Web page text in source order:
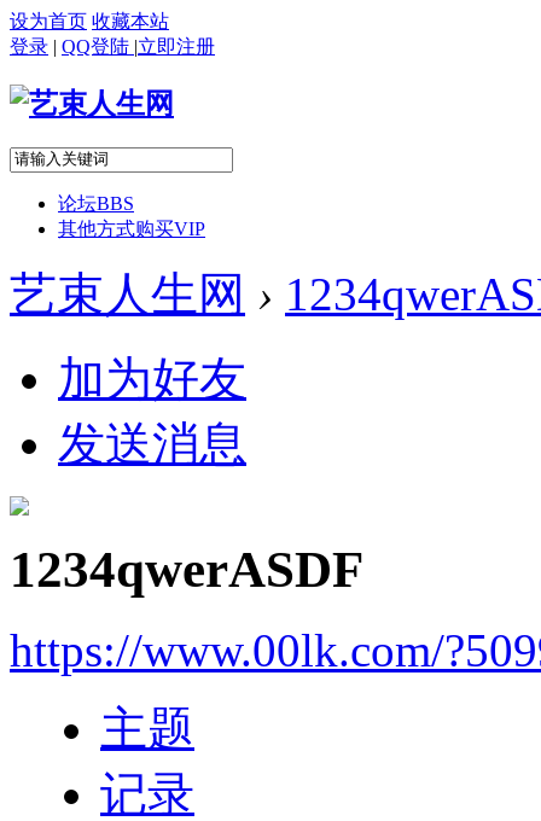
设为首页 收藏本站
登录 | QQ登陆 |立即注册
论坛BBS
其他方式购买VIP
艺束人生网 ›
加为好友
发送消息
1234qwerASDF
https://www.00lk.com/
主题
记录